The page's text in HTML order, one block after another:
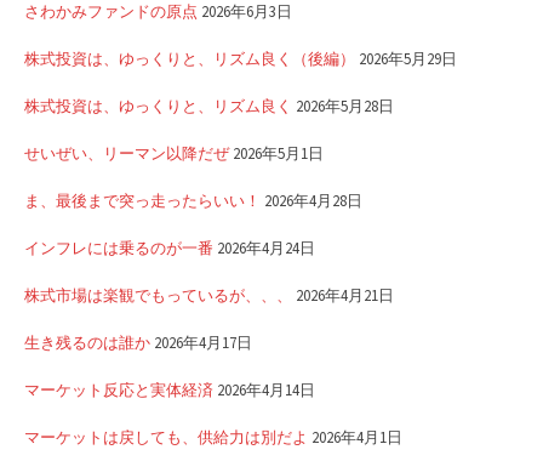
さわかみファンドの原点 2026年6月3日
株式投資は、ゆっくりと、リズム良く（後編） 2026年5月29日
株式投資は、ゆっくりと、リズム良く 2026年5月28日
せいぜい、リーマン以降だぜ2026年5月1日
ま、最後まで突っ走ったらいい！ 2026年4月28日
インフレには乗るのが一番 2026年4月24日
株式市場は楽観でもっているが、、、 2026年4月21日
生き残るのは誰か 2026年4月17日
マーケット反応と実体経済 2026年4月14日
マーケットは戻しても、供給力は別だよ 2026年4月1日